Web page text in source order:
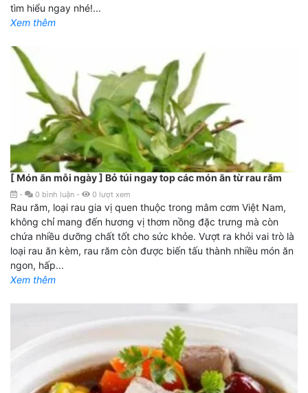
tìm hiểu ngay nhé!...
Xem thêm
[ Món ăn mỗi ngày ] Bỏ túi ngay top các món ăn từ rau răm
- 0 bình luận - 0 lượt xem
Rau răm, loại rau gia vị quen thuộc trong mâm cơm Việt Nam,
không chỉ mang đến hương vị thơm nồng đặc trưng mà còn
chứa nhiều dưỡng chất tốt cho sức khỏe. Vượt ra khỏi vai trò là
loại rau ăn kèm, rau răm còn được biến tấu thành nhiều món ăn
ngon, hấp...
Xem thêm